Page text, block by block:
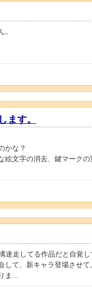
ます。
かな？
文字の消去、鍵マークの
走してる作品だと自覚し
て、新キャラ登場させて
ま...